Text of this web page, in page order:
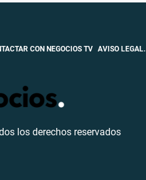
CON NEGOCIOS TV AVISO LEGAL.
los derechos reservados